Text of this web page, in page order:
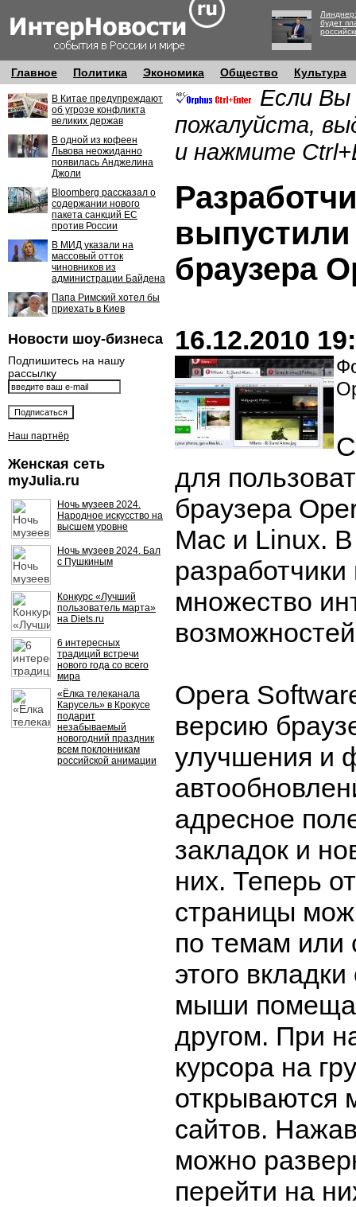
будет
Главное Политика Экономика Общество Культура
В Китае предупреждают
об угрозе конфликта
великих держав
В одной из кофеен
Львова неожиданно
появилась Анджелина
Джоли
Bloomberg рассказал о
содержании нового
пакета санкций ЕС
против России
В МИД указали на
массовый отток
чиновников из
администрации Байдена
Папа Римский хотел бы
приехать в Киев
Новости шоу-бизнеса
Подпишитесь на нашу
рассылку
Наш партнёр
Женская сеть
myJulia.ru
Ночь музеев 2024.
Народное искусство на
высшем уровне
Ночь музеев 2024. Бал
с Пушкиным
Конкурс «Лучший
пользователь марта»
на Diets.ru
6 интересных
традиций встречи
нового года со всего
мира
«Ёлка телеканала
Карусель» в Крокусе
подарит
незабываемый
новогодний праздник
всем поклонникам
российской анимации
Если Вы
пожалуйста,
и нажмите
браузера
16.12.2010
для
браузера
Mac и Linux.
множество
Opera
версию
улучшения и
адресное
закладок и
них. Теперь
страницы
по темам или
этого
мыши
другом. При
курсора на
открываются
сайтов.
можно
перейти на